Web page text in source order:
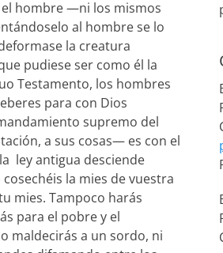
el hombre —ni los mismos
al hombre se lo
la creatura
pudiese ser como él la
Testamento, los hombres
para con Dios
supremo del
a sus cosas— es con el
ley antigua desciende
la mies de vuestra
mies. Tampoco harás
para el pobre y el
maldecirás a un sordo, ni